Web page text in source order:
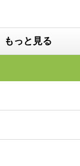
もっと見る